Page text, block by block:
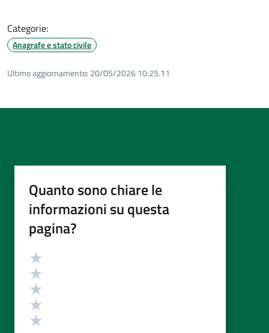
Categorie:
Anagrafe e stato civile
Ultimo aggiornamento: 20/05/2026 10:25.11
Quanto sono chiare le
informazioni su questa
pagina?
Valutazione